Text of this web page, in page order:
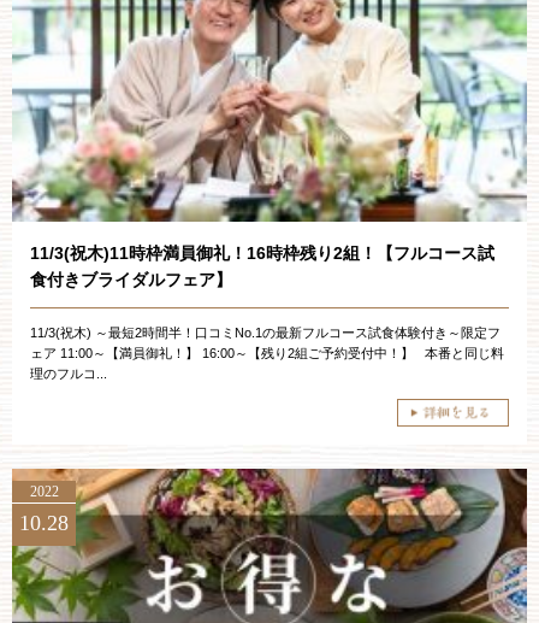
お客様とのご縁
お約束 フォトギャラリー
特集
アクセス
11/3(祝木)11時枠満員御礼！16時枠残り2組！【フルコース試
食付きブライダルフェア】
11/3(祝木) ～最短2時間半！口コミNo.1の最新フルコース試食体験付き～限定フ
ェア 11:00～【満員御礼！】 16:00～【残り2組ご予約受付中！】 本番と同じ料
理のフルコ...
2022
10.28